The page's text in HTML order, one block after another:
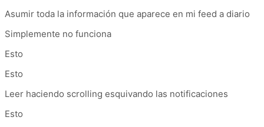
Asumir toda la información que aparece en mi feed a diario
Simplemente no funciona
Esto
Esto
Leer haciendo scrolling esquivando las notificaciones
Esto